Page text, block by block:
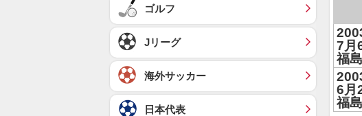
7月
福島
6月
福島
ゴルフ
Jリーグ
海外サッカー
日本代表